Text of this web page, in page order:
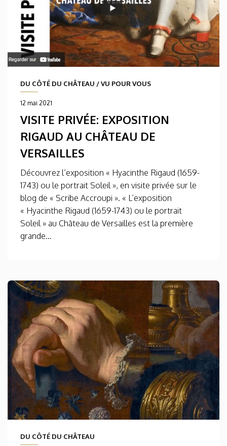
DU CÔTÉ DU CHÂTEAU /VU POUR VOUS
12 mai 2021
VISITE PRIVÉE: EXPOSITION
RIGAUD AU CHÂTEAU DE
VERSAILLES
Découvrez l’exposition « Hyacinthe Rigaud (1659-
1743) ou le portrait Soleil », en visite privée sur le
blog de « Scribe Accroupi ». « L’exposition
« Hyacinthe Rigaud (1659-1743) ou le portrait
Soleil » au Château de Versailles est la première
grande...
DU CÔTÉ DU CHÂTEAU